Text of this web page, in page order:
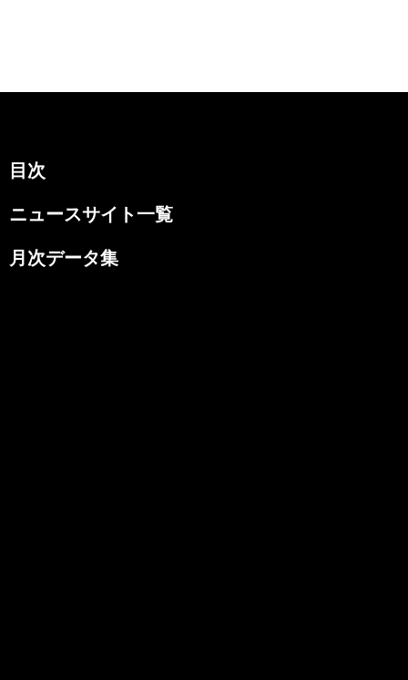
目次
ニュースサイト一覧
月次データ集